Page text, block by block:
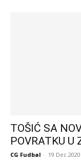
TOŠIĆ SA
POVRATKU U
CG Fudbal - 19 Dec